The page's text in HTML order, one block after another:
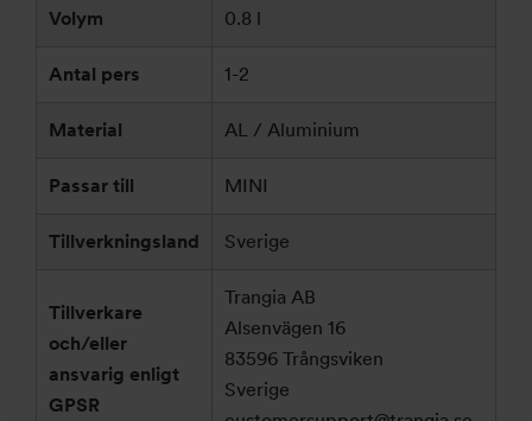
Volym 0.8 l
Antal pers 1-2
Material AL / Aluminium
Passar till MINI
Tillverkningsland Sverige
Tillverkare
och/eller
ansvarig enligt
GPSR
Trangia AB
Alsenvägen 16
83596 Trångsviken
Sverige